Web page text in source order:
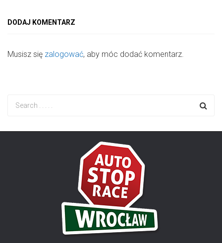
DODAJ KOMENTARZ
Musisz się zalogować, aby móc dodać komentarz.